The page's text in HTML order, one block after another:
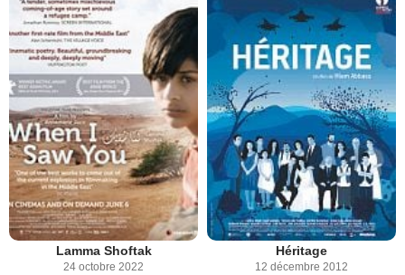
Lamma Shoftak
24 octobre 2022
Héritage
12 décembre 2012